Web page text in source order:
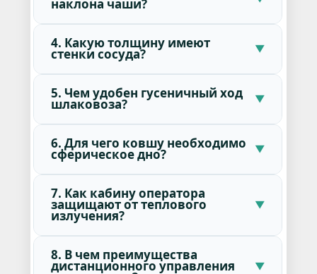
наклона чаши?
4. Какую толщину имеют
стенки сосуда?
5. Чем удобен гусеничный ход
шлаковоза?
6. Для чего ковшу необходимо
сферическое дно?
7. Как кабину оператора
защищают от теплового
излучения?
8. В чем преимущества
дистанционного управления